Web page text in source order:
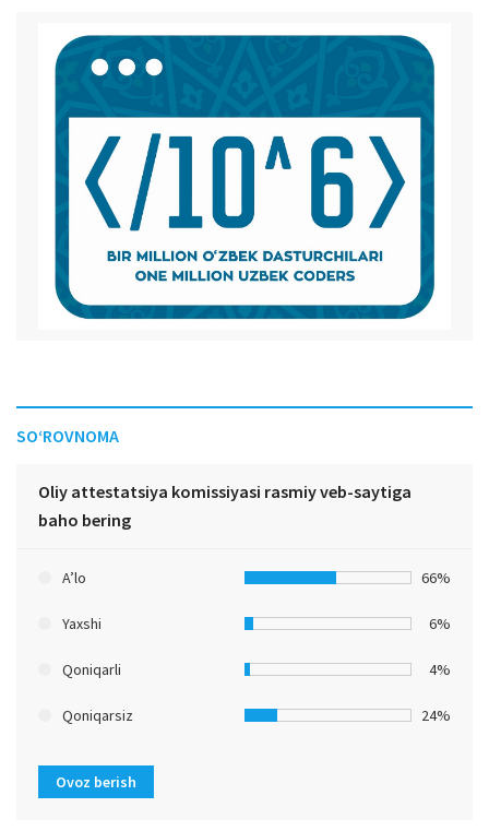
SO‘ROVNOMA
Oliy attestatsiya komissiyasi rasmiy veb-saytiga
baho bering
A’lo 66%
Yaxshi 6%
Qoniqarli 4%
Qoniqarsiz 24%
Ovoz berish